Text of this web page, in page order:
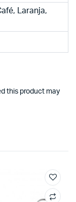
Laranja,
this product may